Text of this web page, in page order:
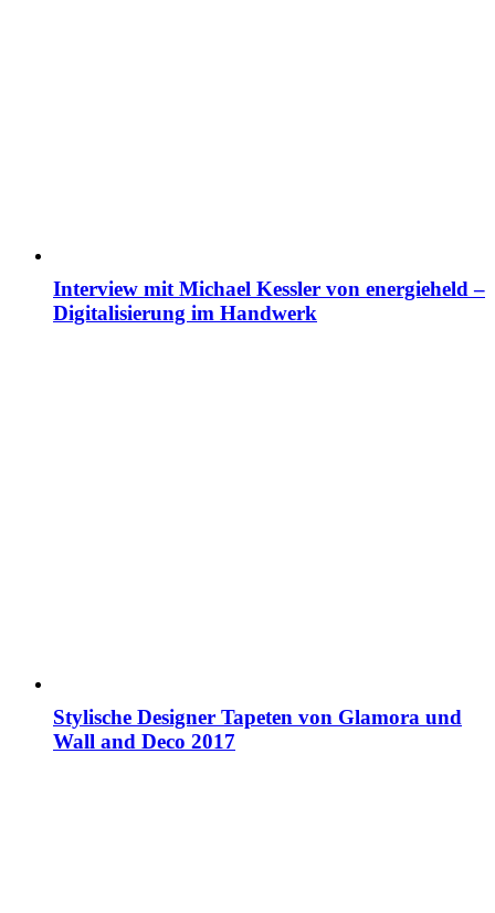
Interview mit Michael Kessler von energieheld –
Digitalisierung im Handwerk
Stylische Designer Tapeten von Glamora und
Wall and Deco 2017